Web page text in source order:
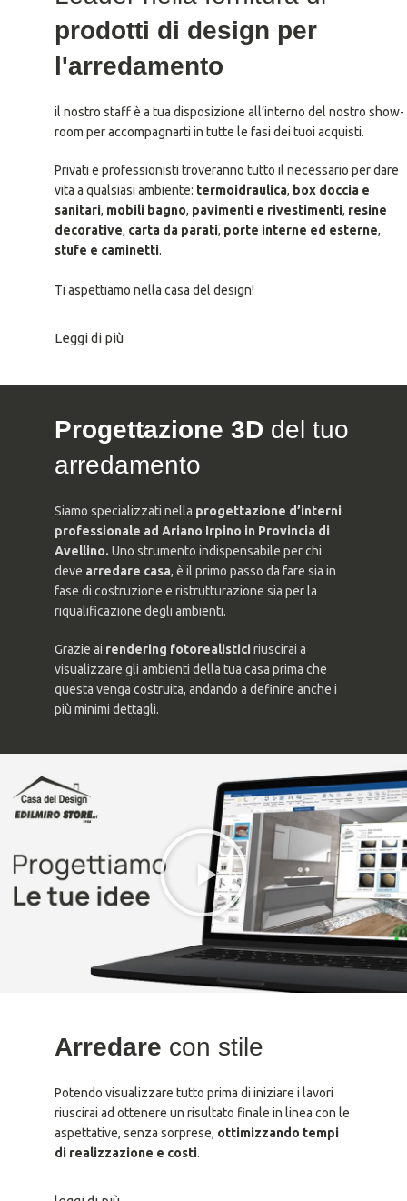
prodotti di design per
l'arredamento
il nostro staff è a tua disposizione all’interno del nostro show-
room per accompagnarti in tutte le fasi dei tuoi acquisti.
Privati e professionisti troveranno tutto il necessario per dare
vita a qualsiasi ambiente: termoidraulica, box doccia e
sanitari, mobili bagno, pavimenti e rivestimenti, resine
decorative, carta da parati, porte interne ed esterne,
stufe e caminetti.
Ti aspettiamo nella casa del design!
Leggi di più
Progettazione 3D del tuo
arredamento
Siamo specializzati nella progettazione d’interni
professionale ad Ariano Irpino in Provincia di
Avellino. Uno strumento indispensabile per chi
deve arredare casa, è il primo passo da fare sia in
fase di costruzione e ristrutturazione sia per la
riqualificazione degli ambienti.
Grazie ai rendering fotorealistici riuscirai a
visualizzare gli ambienti della tua casa prima che
questa venga costruita, andando a definire anche i
più minimi dettagli.
Arredare con stile
Potendo visualizzare tutto prima di iniziare i lavori
riuscirai ad ottenere un risultato finale in linea con le
aspettative, senza sorprese, ottimizzando tempi
di realizzazione e costi.